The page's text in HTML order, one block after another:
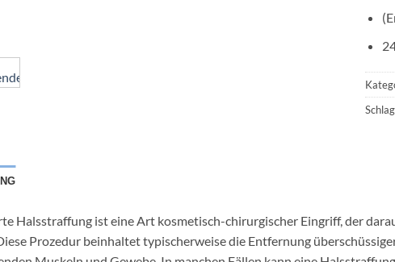
Halsstraffung ist eine Art kosmetisch-chirurgischer Eingriff, der
Prozedur beinhaltet typischerweise die Entfernung